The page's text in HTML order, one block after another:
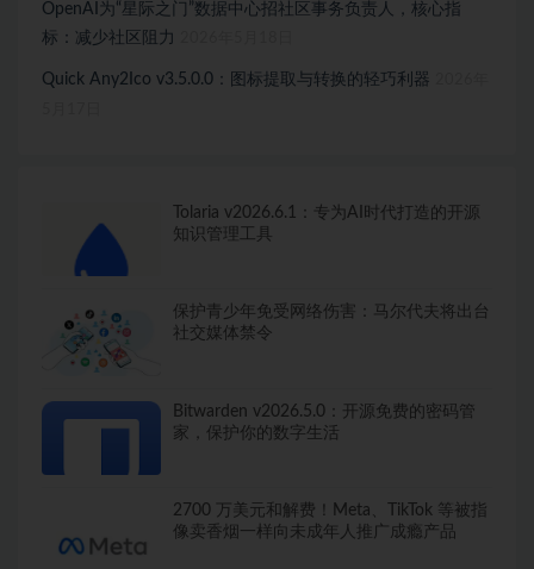
OpenAI为“星际之门”数据中心招社区事务负责人，核心指
标：减少社区阻力
Quick Any2Ico v3.5.0.0：图标提取与转换的轻巧利器
Tolaria v2026.6.1：专为AI时代打造的开源
知识管理工具
保护青少年免受网络伤害：马尔代夫将出台
社交媒体禁令
Bitwarden v2026.5.0：开源免费的密码管
家，保护你的数字生活
2700 万美元和解费！Meta、TikTok 等被指
像卖香烟一样向未成年人推广成瘾产品